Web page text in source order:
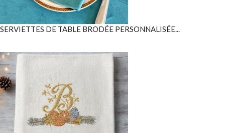
SERVIETTES DE TABLE BRODÉE PERSONNALISÉE...